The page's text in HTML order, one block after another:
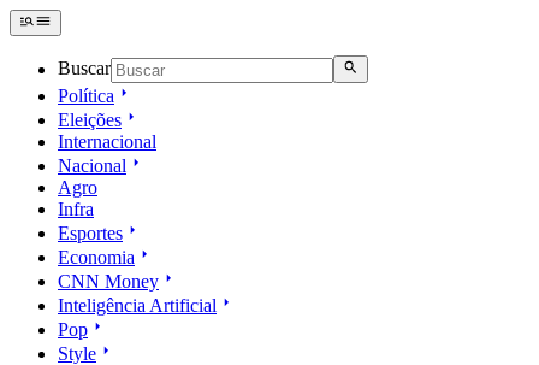
Buscar
Política
Eleições
Internacional
Nacional
Agro
Infra
Esportes
Economia
CNN Money
Inteligência Artificial
Pop
Style